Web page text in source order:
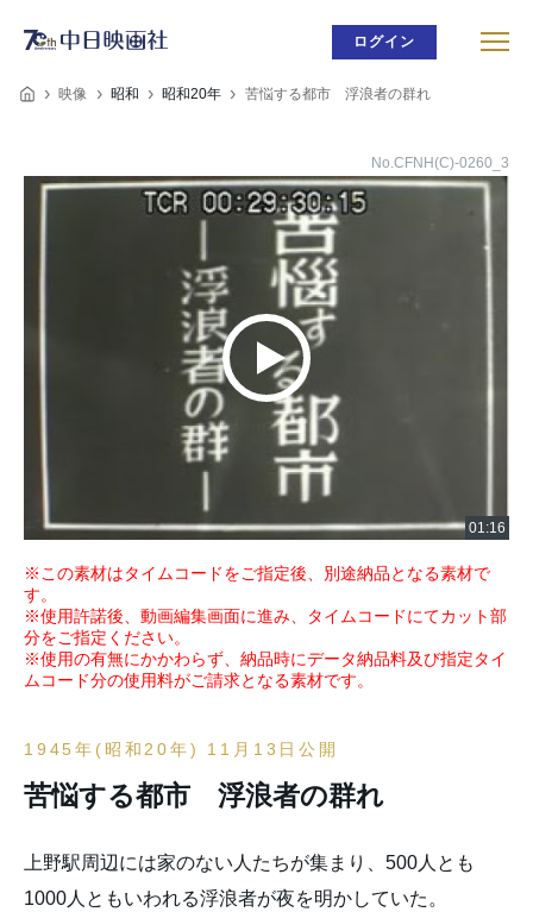
ログイン
映像 昭和 昭和20年 苦悩する都市 浮浪者の群れ
No.CFNH(C)-0260_3
※この素材はタイムコードをご指定後、別途納品となる素材で
す。
※使用許諾後、動画編集画面に進み、タイムコードにてカット部
分をご指定ください。
※使用の有無にかかわらず、納品時にデータ納品料及び指定タイ
ムコード分の使用料がご請求となる素材です。
1945年(昭和20年) 11月13日公開
苦悩する都市 浮浪者の群れ
上野駅周辺には家のない人たちが集まり、500人とも
1000人ともいわれる浮浪者が夜を明かしていた。